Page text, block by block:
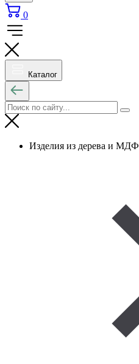
0
Каталог
Изделия из дерева и МДФ